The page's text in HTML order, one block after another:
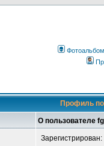
Фотоальбом
Профиль
О пользователе
Зарегистрирован: